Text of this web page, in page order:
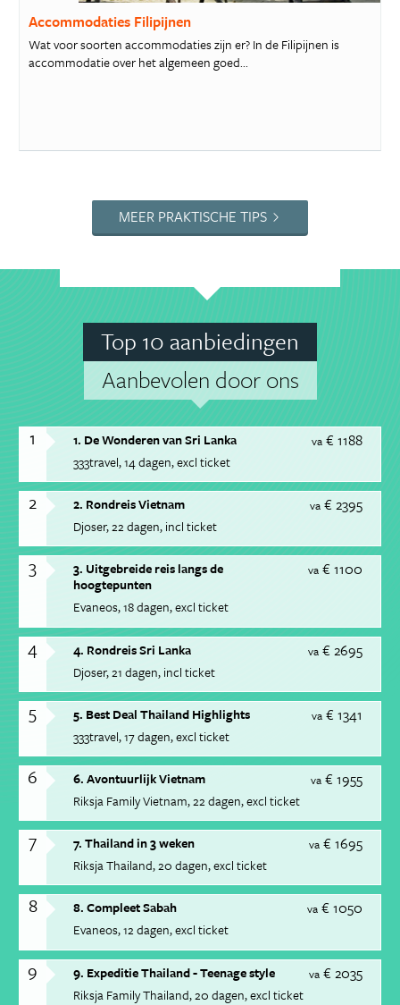
Accommodaties Filipijnen
Wat voor soorten accommodaties zijn er? In de Filipijnen is
accommodatie over het algemeen goed...
MEER PRAKTISCHE TIPS
Top 10 aanbiedingen
Aanbevolen door ons
1 va € 1188
1. De Wonderen van Sri Lanka
333travel 14 dagen excl ticket
2 va € 2395
2. Rondreis Vietnam
Djoser 22 dagen incl ticket
3 va € 1100
3. Uitgebreide reis langs de
hoogtepunten
Evaneos 18 dagen excl ticket
4 va € 2695
4. Rondreis Sri Lanka
Djoser 21 dagen incl ticket
5 va € 1341
5. Best Deal Thailand Highlights
333travel 17 dagen excl ticket
6 va € 1955
6. Avontuurlijk Vietnam
Riksja Family Vietnam 22 dagen excl ticket
7 va € 1695
7. Thailand in 3 weken
Riksja Thailand 20 dagen excl ticket
8 va € 1050
8. Compleet Sabah
Evaneos 12 dagen excl ticket
9 va € 2035
9. Expeditie Thailand - Teenage style
Riksja Family Thailand 20 dagen excl ticket